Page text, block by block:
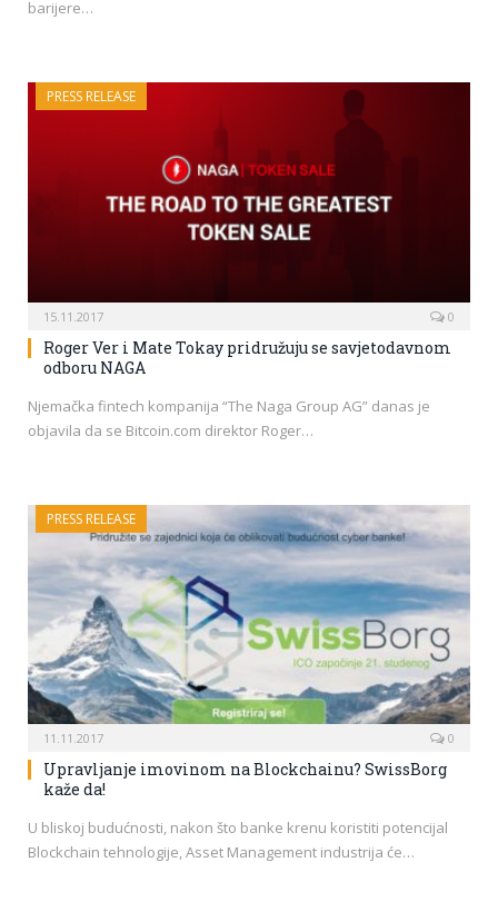
barijere…
PRESS RELEASE
15.11.2017 0
Roger Ver i Mate Tokay pridružuju se savjetodavnom
odboru NAGA
Njemačka fintech kompanija “The Naga Group AG” danas je
objavila da se Bitcoin.com direktor Roger…
PRESS RELEASE
11.11.2017 0
Upravljanje imovinom na Blockchainu? SwissBorg
kaže da!
U bliskoj budućnosti, nakon što banke krenu koristiti potencijal
Blockchain tehnologije, Asset Management industrija će…